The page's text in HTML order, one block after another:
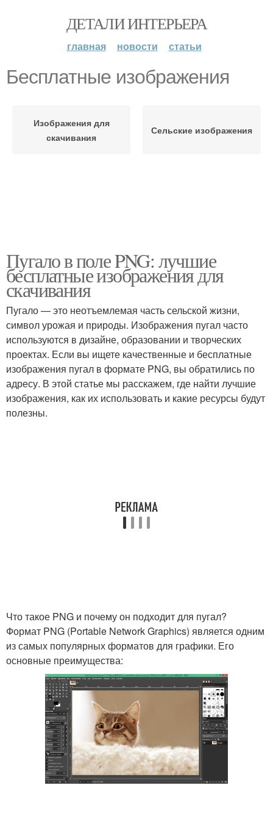
ДЕТАЛИ ИНТЕРЬЕРА
главная новости статьи
Бесплатные изображения
Изображения для
скачивания
Сельские изображения
Пугало в поле PNG: лучшие
бесплатные изображения для
скачивания
Пугало — это неотъемлемая часть сельской жизни,
символ урожая и природы. Изображения пугал часто
используются в дизайне, образовании и творческих
проектах. Если вы ищете качественные и бесплатные
изображения пугал в формате PNG, вы обратились по
адресу. В этой статье мы расскажем, где найти лучшие
изображения, как их использовать и какие ресурсы будут
полезны.
Что такое PNG и почему он подходит для пугал?
Формат PNG (Portable Network Graphics) является одним
из самых популярных форматов для графики. Его
основные преимущества: